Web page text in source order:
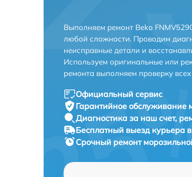
Выполняем ремонт Beko
любой сложности. Проводим
неисправные детали и
Используем оригинальные или
ремонта выполняем проверку
Официальный сервис
Гарантийное обслуживание
Диагностика за наш счет,
Бесплатный выезд курьера
Срочный ремонт